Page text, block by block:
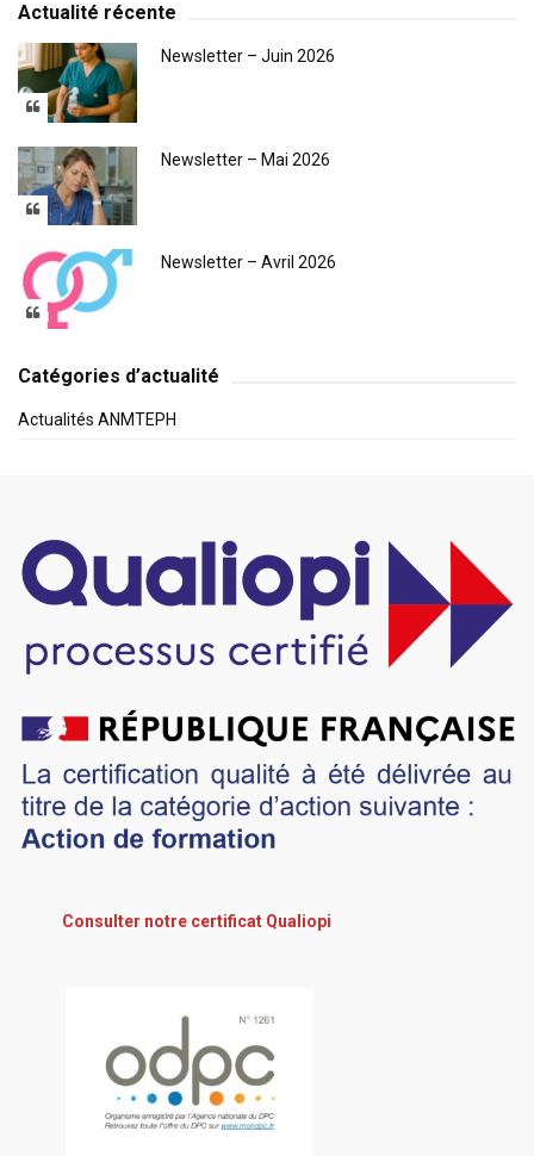
Actualité récente
Newsletter – Juin 2026
Newsletter – Mai 2026
Newsletter – Avril 2026
Catégories d’actualité
Actualités ANMTEPH
Consulter notre certificat Qualiopi